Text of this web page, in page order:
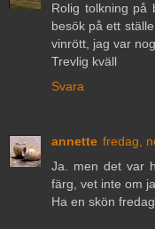
Rolig tolkning på
besök på ett
vinrött, jag var
Trevlig kväll
Svara
annette fredag,
Ja. men det var
färg, vet inte om
Ha en skön